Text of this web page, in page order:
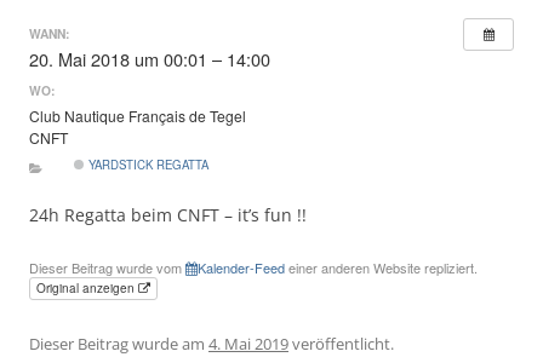
WANN:
20. Mai 2018 um 00:01 – 14:00
WO:
Club Nautique Français de Tegel
CNFT
YARDSTICK REGATTA
24h Regatta beim CNFT – it’s fun !!
Dieser Beitrag wurde vom Kalender-Feedeiner anderen Website repliziert.
Original anzeigen
Dieser Beitrag wurde am 4. Mai 2019veröffentlicht.